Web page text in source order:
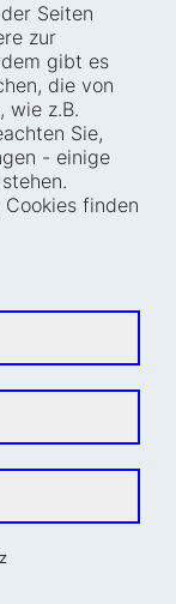
Seiten
zur
gibt es
die von
wie z.B.
Sie,
- einige
finden
nutzen
auch
dieser